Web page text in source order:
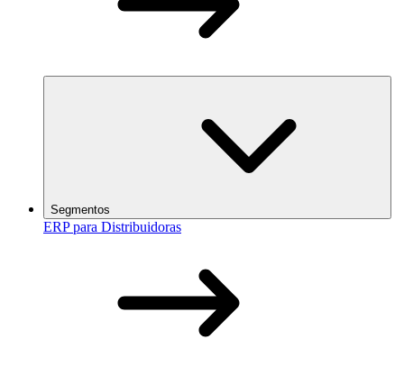
Segmentos
ERP para Distribuidoras